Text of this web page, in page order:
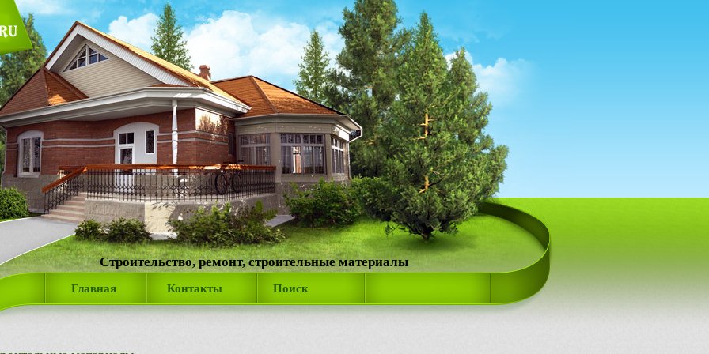
Строительство, ремонт, строительные материалы
Главная Контакты Поиск